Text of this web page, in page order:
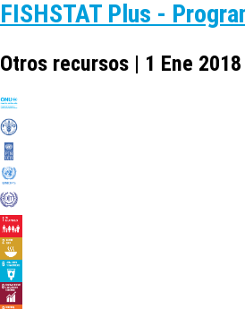
FISHSTAT Plus -
Otros recursos | 1 Ene 2018